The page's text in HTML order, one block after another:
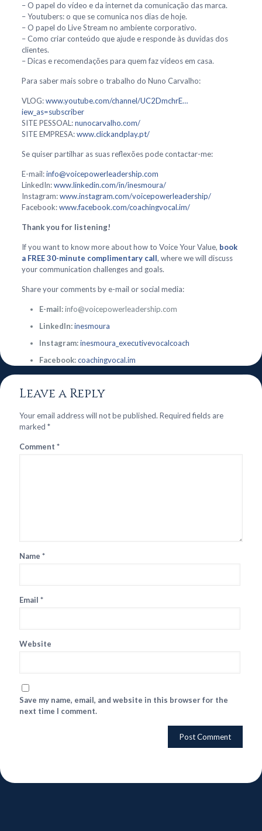
– O papel do vídeo e da internet da comunicação das marca.
– Youtubers: o que se comunica nos dias de hoje.
– O papel do Live Stream no ambiente corporativo.
– Como criar conteúdo que ajude e responde às duvidas dos
clientes.
– Dicas e recomendações para quem faz vídeos em casa.
Para saber mais sobre o trabalho do Nuno Carvalho:
VLOG:www.youtube.com/channel/UC2DmchrE…
iew_as=subscriber
SITE PESSOAL:nunocarvalho.com/
SITE EMPRESA:www.clickandplay.pt/
Se quiser partilhar as suas reflexões pode contactar-me:
E-mail:info@voicepowerleadership.com
LinkedIn:www.linkedin.com/in/inesmoura/
Instagram:www.instagram.com/voicepowerleadership/
Facebook:www.facebook.com/coachingvocal.im/
Thank you for listening!
If you want to know more about how to Voice Your Value, book
a FREE 30-minute complimentary call, where we will discuss
your communication challenges and goals.
Share your comments by e-mail or social media:
E-mail:info@voicepowerleadership.com
LinkedIn:inesmoura
Instagram:inesmoura_executivevocalcoach
Facebook:coachingvocal.im
Leave a Reply
Your email address will not be published. Required fields are
marked *
Comment *
Name *
Email *
Website
Save my name, email, and website in this browser for the
next time I comment.